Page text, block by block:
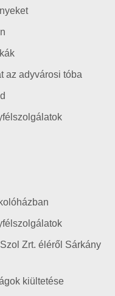
az adyvárosi tóba
Zrt. éléről Sárkány
kiültetése